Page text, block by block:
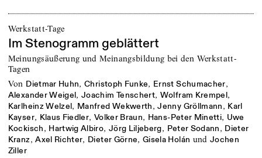
Werkstatt-Tage
Im Stenogramm geblättert
Meinungsäußerung und Meinangsbildung bei den Werkstatt-
Tagen
von Dietmar Huhn,Christoph Funke, Ernst Schumacher,
Alexander Weigel,Joachim Tenschert, Wolfram Krempel,
Karlheinz Welzel, Manfred Wekwerth,Jenny Gröllmann, Karl
Kayser, Klaus Fiedler, Volker Braun, Hans-Peter Minetti, Uwe
Kockisch, Hartwig Albiro, Jörg Liljeberg, Peter Sodann, Dieter
Kranz,Axel Richter, Dieter Görne,Gisela Holán und Jochen
Ziller